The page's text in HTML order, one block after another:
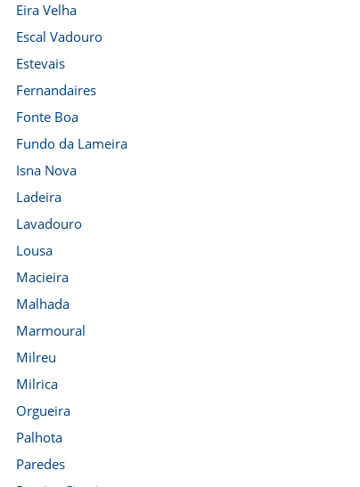
Eira Velha
Escal Vadouro
Estevais
Fernandaires
Fonte Boa
Fundo da Lameira
Isna Nova
Ladeira
Lavadouro
Lousa
Macieira
Malhada
Marmoural
Milreu
Milrica
Orgueira
Palhota
Paredes